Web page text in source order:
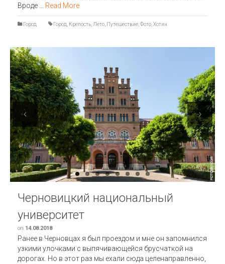
Вроде … Read More
Город Город Крепость Лето Путешествие Фото Хотин
Previous Next
Черновицкий национальный
университет
on 14.08.2018
Ранее в Черновцах я был проездом и мне он запомнился
узкими улочками с выпячивающейся брусчаткой на
дорогах. Но в этот раз мы ехали сюда целенаправленно,